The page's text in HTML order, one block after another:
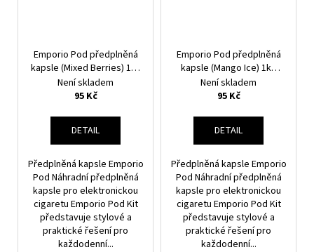
Emporio Pod předplněná
kapsle (Mixed Berries) 1ks
20mg
Není skladem
95 Kč
DETAIL
Předplněná kapsle Emporio
Pod Náhradní předplněná
kapsle pro elektronickou
cigaretu Emporio Pod Kit
představuje stylové a
praktické řešení pro
každodenní...
Emporio Pod předplněná
kapsle (Mango Ice) 1ks
20mg
Není skladem
95 Kč
DETAIL
Předplněná kapsle Emporio
Pod Náhradní předplněná
kapsle pro elektronickou
cigaretu Emporio Pod Kit
představuje stylové a
praktické řešení pro
každodenní...